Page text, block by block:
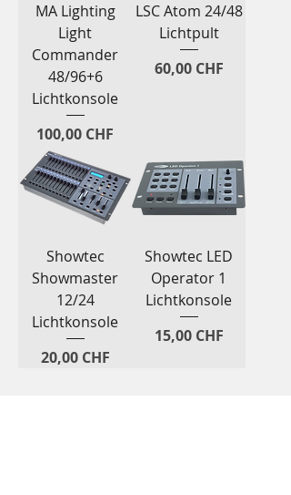
MA Lighting
Light
Commander
48/96+6
Lichtkonsole
Preis
100,00 CHF
LSC Atom 24/48
Lichtpult
Preis
60,00 CHF
Showtec
Showmaster
12/24
Lichtkonsole
Preis
20,00 CHF
Showtec LED
Operator 1
Lichtkonsole
Preis
15,00 CHF